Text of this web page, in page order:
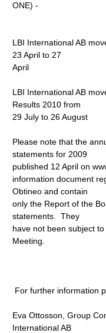
ONE) -
LBI International AB
23 April to 27
April
LBI International AB
Results 2010 from
29 July to 26 August
Please note that the
statements for 2009
published 12 April on
information document
Obtineo and contain
only the Report of the
statements. They
have not been subject
Meeting.
For further information
Eva Ottosson, Group
International AB